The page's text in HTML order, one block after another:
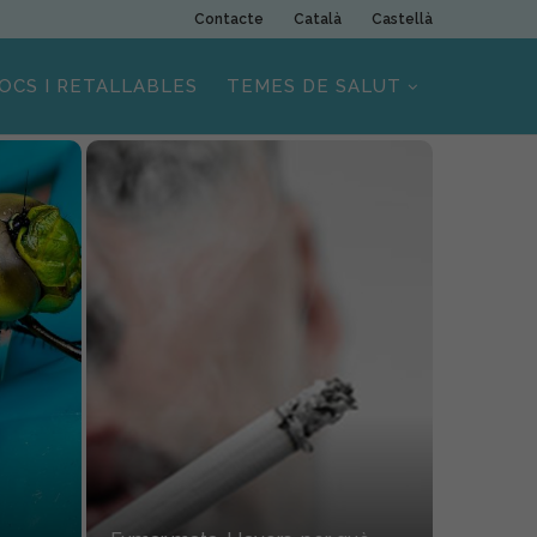
Contacte Català Castellà
I RETALLABLES TEMES DE SALUT